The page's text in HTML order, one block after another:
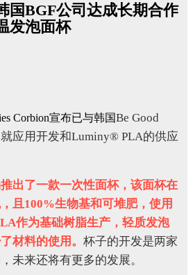
国BGF公司达成长期合作
发泡面杯
Corbion宣布已与韩国Be Good
应用开发和Luminy® PLA的供应
出了一款一次性面杯，该面杯在
且100%生物基和可堆肥，使用
作为基础树脂生产，轻质发泡
材料的使用。 杯子的开发是两家
未来还将有更多的发展。